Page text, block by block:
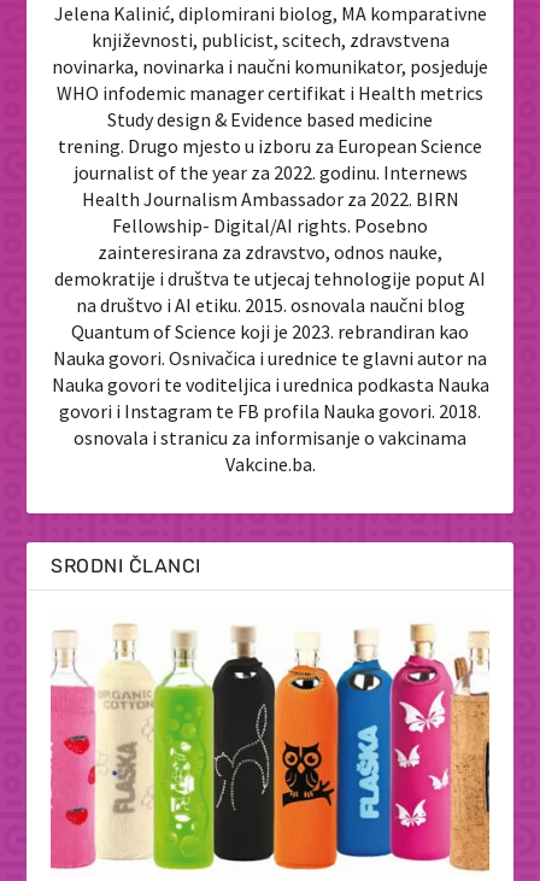
Jelena Kalinić, diplomirani biolog, MA komparativne
književnosti, publicist, scitech, zdravstvena
novinarka, novinarka i naučni komunikator, posjeduje
WHO infodemic manager certifikat i Health metrics
Study design & Evidence based medicine
trening. Drugo mjesto u izboru za European Science
journalist of the year za 2022. godinu. Internews
Health Journalism Ambassador za 2022. BIRN
Fellowship- Digital/AI rights. Posebno
zainteresirana za zdravstvo, odnos nauke,
demokratije i društva te utjecaj tehnologije poput AI
na društvo i AI etiku. 2015. osnovala naučni blog
Quantum of Science koji je 2023. rebrandiran kao
Nauka govori. Osnivačica i urednice te glavni autor na
Nauka govori te voditeljica i urednica podkasta Nauka
govori i Instagram te FB profila Nauka govori. 2018.
osnovala i stranicu za informisanje o vakcinama
Vakcine.ba.
SRODNI ČLANCI